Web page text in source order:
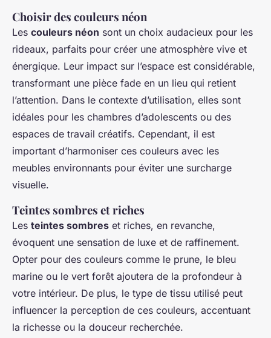
Choisir des couleurs néon
Les couleurs néon sont un choix audacieux pour les
rideaux, parfaits pour créer une atmosphère vive et
énergique. Leur impact sur l’espace est considérable,
transformant une pièce fade en un lieu qui retient
l’attention. Dans le contexte d’utilisation, elles sont
idéales pour les chambres d’adolescents ou des
espaces de travail créatifs. Cependant, il est
important d’harmoniser ces couleurs avec les
meubles environnants pour éviter une surcharge
visuelle.
Teintes sombres et riches
Les teintes sombres et riches, en revanche,
évoquent une sensation de luxe et de raffinement.
Opter pour des couleurs comme le prune, le bleu
marine ou le vert forêt ajoutera de la profondeur à
votre intérieur. De plus, le type de tissu utilisé peut
influencer la perception de ces couleurs, accentuant
la richesse ou la douceur recherchée.